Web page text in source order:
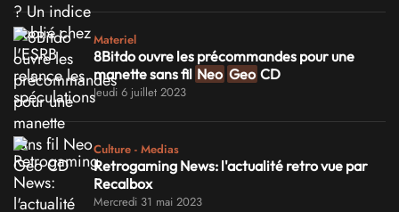
Materiel
8Bitdo ouvre les précommandes pour une
manette sans fil Neo Geo CD
Jeudi 6 juillet 2023
Culture - Medias
Retrogaming News: l'actualité retro vue par
Recalbox
Mercredi 31 mai 2023